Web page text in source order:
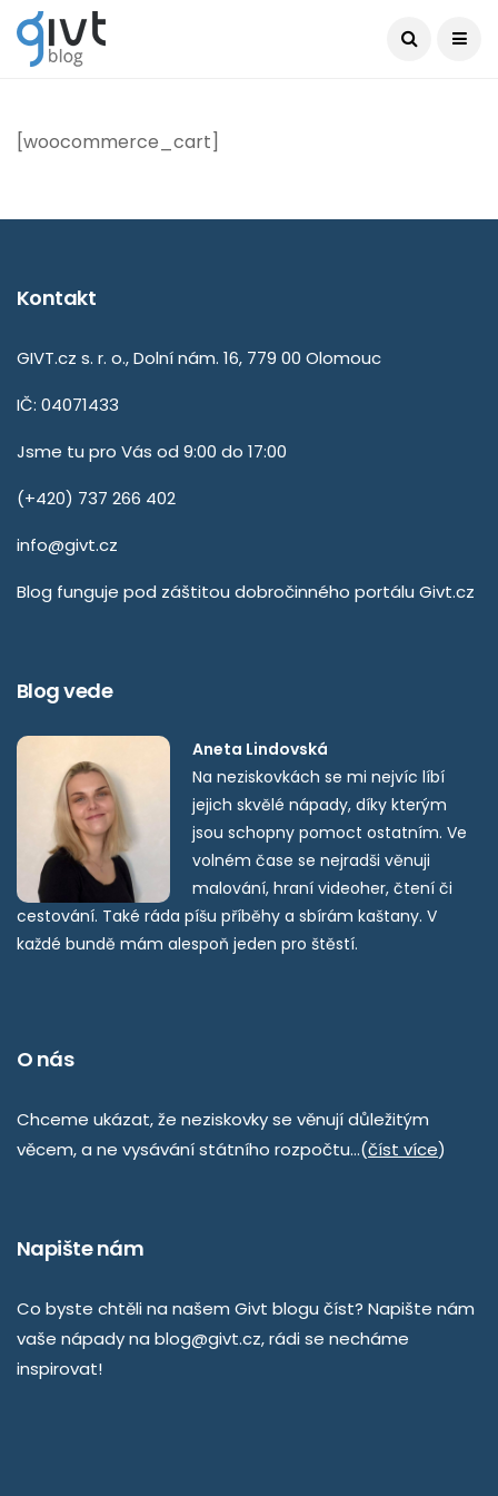
[woocommerce_cart]
Kontakt
GIVT.cz s. r. o., Dolní nám. 16, 779 00 Olomouc
IČ: 04071433
Jsme tu pro Vás od 9:00 do 17:00
(+420) 737 266 402
info@givt.cz
Blog funguje pod záštitou dobročinného portálu Givt.cz
Blog vede
Aneta Lindovská
Na neziskovkách se mi nejvíc líbí
jejich skvělé nápady, díky kterým
jsou schopny pomoct ostatním. Ve
volném čase se nejradši věnuji
malování, hraní videoher, čtení či
cestování. Také ráda píšu příběhy a sbírám kaštany. V
každé bundě mám alespoň jeden pro štěstí.
O nás
Chceme ukázat, že neziskovky se věnují důležitým
věcem, a ne vysávání státního rozpočtu…(číst více)
Napište nám
Co byste chtěli na našem Givt blogu číst? Napište nám
vaše nápady na blog@givt.cz, rádi se necháme
inspirovat!